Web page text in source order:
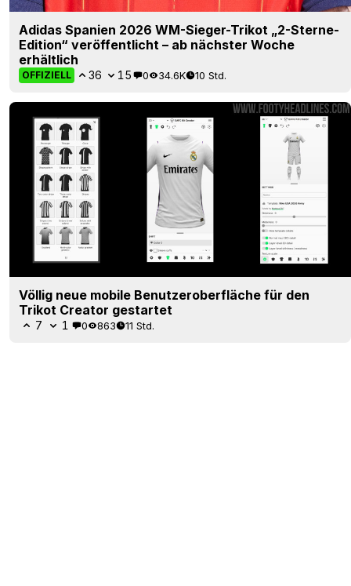
Adidas Spanien 2026 WM-Sieger-Trikot „2-Sterne-
Edition“ veröffentlicht – ab nächster Woche
erhältlich
OFFIZIELL 36 15 0 34.6K 10 Std.
Völlig neue mobile Benutzeroberfläche für den
Trikot Creator gestartet
7 1 0 863 11 Std.